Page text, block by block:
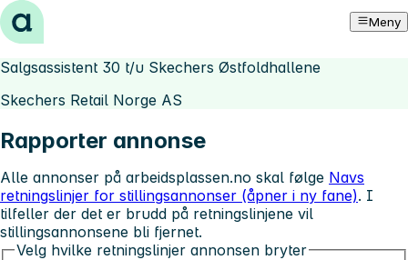
Hopp til innhold Meny
Salgsassistent 30 t/u Skechers Østfoldhallene
Skechers Retail Norge AS
Rapporter annonse
Alle annonser på arbeidsplassen.no skal følge Navs
retningslinjer for stillingsannonser (åpner i ny fane). I
tilfeller der det er brudd på retningslinjene vil
stillingsannonsene bli fjernet.
Velg hvilke retningslinjer annonsen bryter